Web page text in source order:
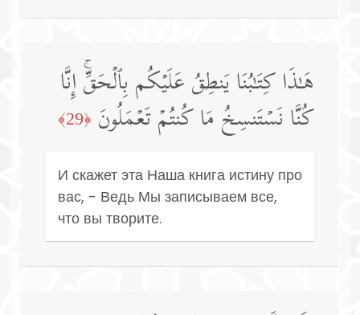
هَـٰذَا كِتَـٰبُنَا یَنطِقُ عَلَیۡكُم بِٱلۡحَقِّۚ إِنَّا
كُنَّا نَسۡتَنسِخُ مَا كُنتُمۡ تَعۡمَلُونَ ﴿29﴾
И скажет эта Наша книга истину про
вас, - Ведь Мы записываем все,
что вы творите.